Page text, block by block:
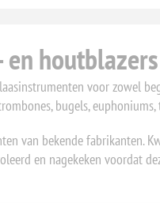
houtblazers
voor zowel
bugels, euphoniums,
van bekende fabrikanten.
en nagekeken voordat